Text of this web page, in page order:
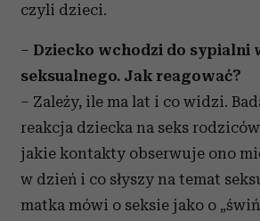
czyli dzieci.
– Dziecko wchodzi do sypialni
seksualnego. Jak reagować?
– Zależy, ile ma lat i co widzi.
reakcja dziecka na seks
jakie kontakty obserwuje ono
w dzień i co słyszy na temat
matka mówi o seksie jako o